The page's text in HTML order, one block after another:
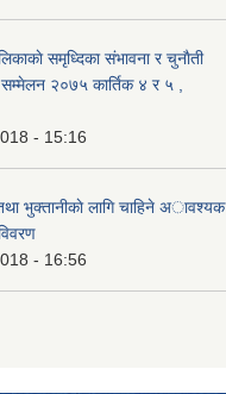
समृध्दिका संभावना र चुनाैती
सम्मेलन २०७५ कार्तिक ४ र ५ ,
- 15:16
भुक्तानीकाे लागि चाहिने अावश्यक
- 16:56